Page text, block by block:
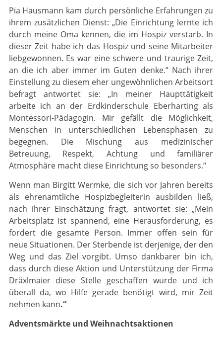
Pia Hausmann kam durch persönliche Erfahrungen zu
ihrem zusätzlichen Dienst: „Die Einrich­tung lernte ich
durch meine Oma kennen, die im Hospiz verstarb. In
dieser Zeit habe ich das Hospiz und seine Mitarbeiter
liebgewonnen. Es war eine schwere und traurige Zeit,
an die ich aber immer im Guten denke.“ Nach ihrer
Einstellung zu diesem eher ungewöhnlichen Arbeits­ort
befragt antwortet sie: „In meiner Haupttätigkeit
arbeite ich an der Erdkinderschule Eber­har­ting als
Montessori-Pädagogin. Mir gefällt die Möglichkeit,
Menschen in unterschied­lichen Lebensphasen zu
begegnen. Die Mischung aus medizinischer
Betreuung, Respekt, Ach­tung und familiärer
Atmosphäre macht diese Einrichtung so besonders.“
Wenn man Birgitt Wermke, die sich vor Jahren bereits
als ehrenamtliche Hospizbegleiterin aus­bilden ließ,
nach ihrer Einschätzung fragt, antwortet sie: „Mein
Arbeitsplatz ist spannend, eine Herausforderung, es
fordert die gesamte Person. Immer offen sein für
neue Situationen. Der Sterbende ist derjenige, der den
Weg und das Ziel vorgibt. Umso dankbarer bin ich,
dass durch diese Aktion und Unterstützung der Firma
Dräxlmaier diese Stelle geschaffen wurde und ich
überall da, wo Hilfe gerade benötigt wird, mir Zeit
nehmen kann.“
Adventsmärkte und Weihnachtsaktionen